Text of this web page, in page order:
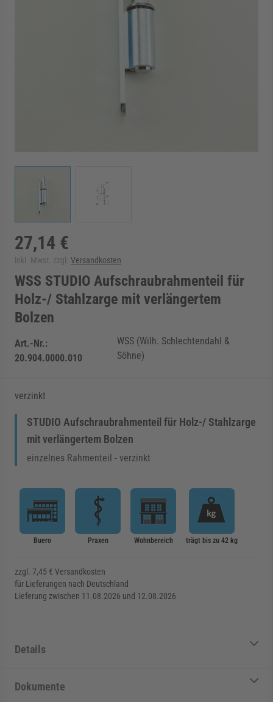
für Kategorie Aussenverglasung
für Kategorie Angebote anzeigen
27,14 €
inkl. Mwst. zzgl. Versandkosten
WSS STUDIO Aufschraubrahmenteil für
Holz-/ Stahlzarge mit verlängertem
Bolzen
Art.-Nr.:
20.904.0000.010
WSS (Wilh. Schlechtendahl &
Söhne)
verzinkt
STUDIO Aufschraubrahmenteil für Holz-/ Stahlzarge
mit verlängertem Bolzen
einzelnes Rahmenteil - verzinkt
Buero Praxen Wohnbereich trägt bis zu 42 kg
zzgl. 7,45 € Versandkosten
für Lieferungen nach Deutschland
Lieferung zwischen 11.08.2026 und 12.08.2026
Details
Dokumente